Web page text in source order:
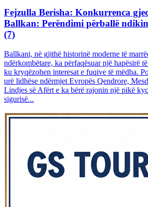
Fejzulla Berisha: Konkurrenca
Ballkan: Perëndimi përballë
(7)
Ballkani, në gjithë historinë moderne të
ndërkombëtare, ka përfaqësuar një hapësirë
ku kryqëzohen interesat e fuqive të mëdha.
urë lidhëse ndërmjet Evropës Qendrore,
Lindjes së Afërt e ka bërë rajonin një pikë
sigurisë...